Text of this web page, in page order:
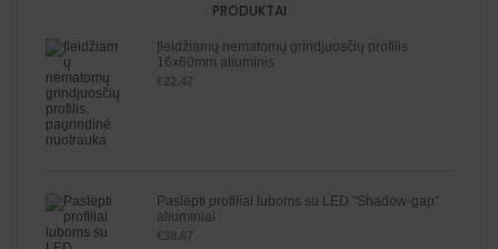
PRODUKTAI
Įleidžiamų nematomų grindjuosčių profilis
16x60mm aliuminis
€ 22.47
Paslėpti profiliai luboms su LED "Shadow-gap"
aliuminiai
€ 38.67